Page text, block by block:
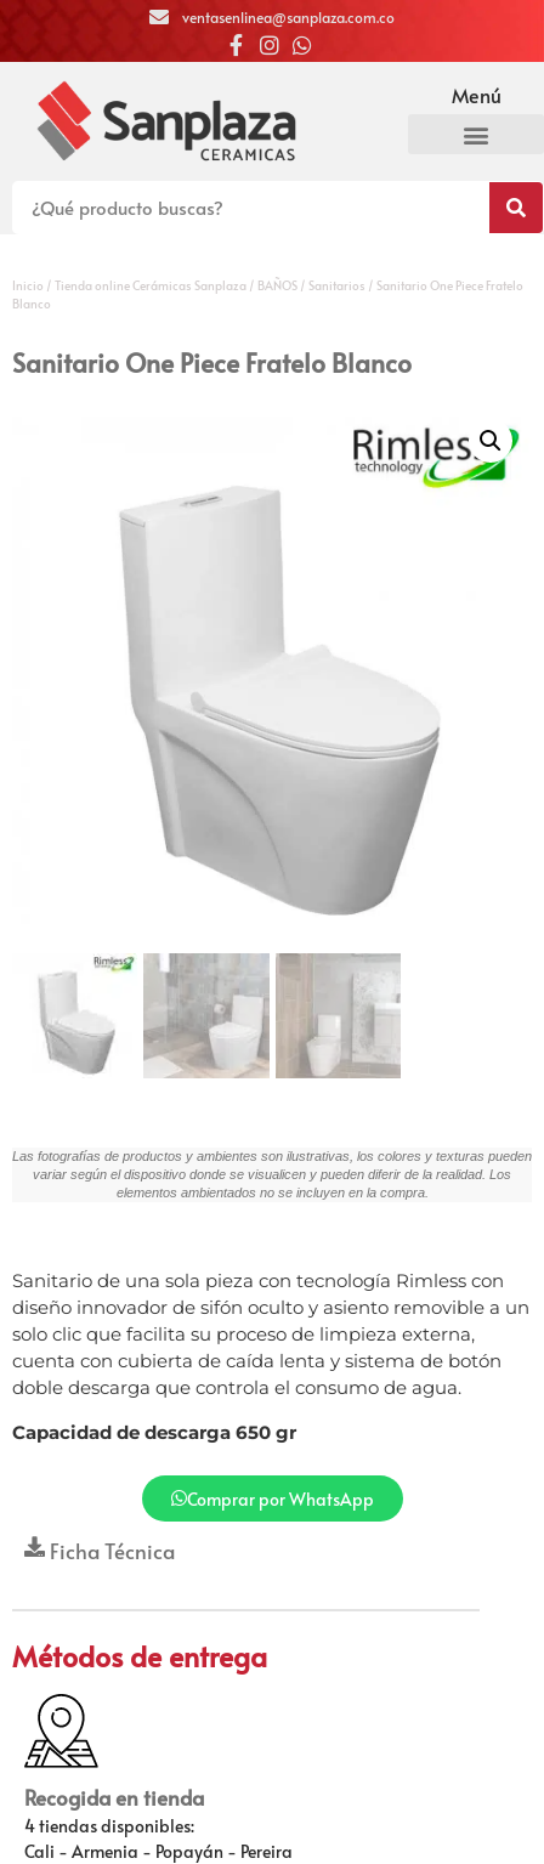
ventasenlinea@sanplaza.com.co
Menú
Inicio / Tienda online Cerámicas Sanplaza / BAÑOS / Sanitarios / Sanitario One Piece Fratelo
Blanco
Sanitario One Piece Fratelo Blanco
Las fotografías de productos y ambientes son ilustrativas, los colores y texturas pueden
variar según el dispositivo donde se visualicen y pueden diferir de la realidad. Los
elementos ambientados no se incluyen en la compra.
Sanitario de una sola pieza con tecnología Rimless con
diseño innovador de sifón oculto y asiento removible a un
solo clic que facilita su proceso de limpieza externa,
cuenta con cubierta de caída lenta y sistema de botón
doble descarga que controla el consumo de agua.
Capacidad de descarga 650 gr
Comprar por WhatsApp
Ficha Técnica
Métodos de entrega
Recogida en tienda
4 tiendas disponibles:
Cali - Armenia - Popayán - Pereira